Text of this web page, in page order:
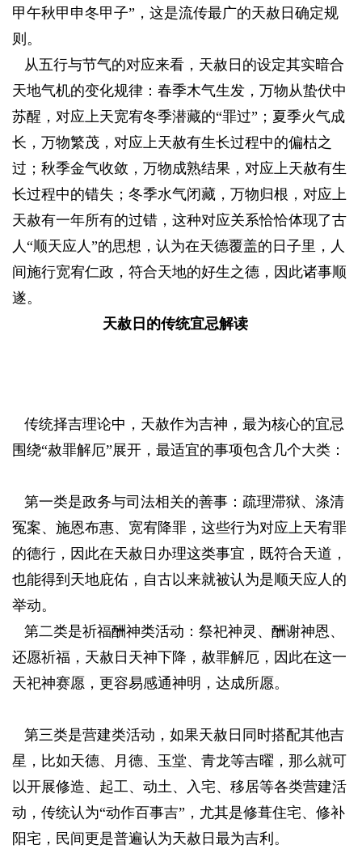
甲午秋甲申冬甲子”，这是流传最广的天赦日确定规
则。
从五行与节气的对应来看，天赦日的设定其实暗合
天地气机的变化规律：春季木气生发，万物从蛰伏中
苏醒，对应上天宽宥冬季潜藏的“罪过”；夏季火气成
长，万物繁茂，对应上天赦有生长过程中的偏枯之
过；秋季金气收敛，万物成熟结果，对应上天赦有生
长过程中的错失；冬季水气闭藏，万物归根，对应上
天赦有一年所有的过错，这种对应关系恰恰体现了古
人“顺天应人”的思想，认为在天德覆盖的日子里，人
间施行宽宥仁政，符合天地的好生之德，因此诸事顺
遂。
天赦日的传统宜忌解读
传统择吉理论中，天赦作为吉神，最为核心的宜忌
围绕“赦罪解厄”展开，最适宜的事项包含几个大类：
第一类是政务与司法相关的善事：疏理滞狱、涤清
冤案、施恩布惠、宽宥降罪，这些行为对应上天宥罪
的德行，因此在天赦日办理这类事宜，既符合天道，
也能得到天地庇佑，自古以来就被认为是顺天应人的
举动。
第二类是祈福酬神类活动：祭祀神灵、酬谢神恩、
还愿祈福，天赦日天神下降，赦罪解厄，因此在这一
天祀神赛愿，更容易感通神明，达成所愿。
第三类是营建类活动，如果天赦日同时搭配其他吉
星，比如天德、月德、玉堂、青龙等吉曜，那么就可
以开展修造、起工、动土、入宅、移居等各类营建活
动，传统认为“动作百事吉”，尤其是修葺住宅、修补
阳宅，民间更是普遍认为天赦日最为吉利。